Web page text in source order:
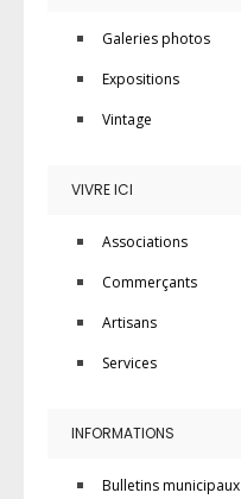
Galeries photos
Expositions
Vintage
VIVRE ICI
Associations
Commerçants
Artisans
Services
INFORMATIONS
Bulletins municipaux